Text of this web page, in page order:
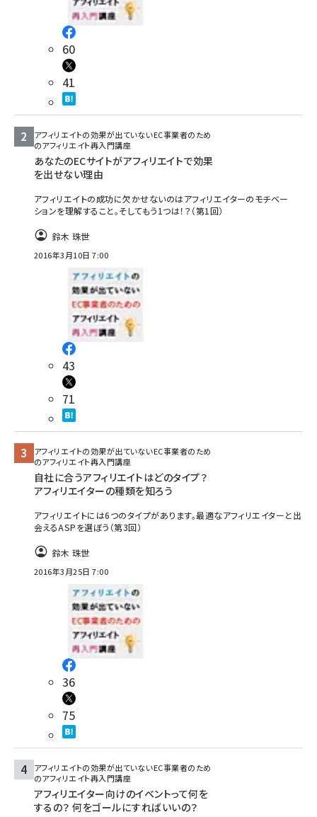
60
41
アフィリエイトの効果が出ていないEC事業者のため
のアフィリエイト再入門講座
あなたのECサイトがアフィリエイトで効果
を出せない理由
アフィリエイトの成功に欠かせないのはアフィリエイターのモチベー
ションを理解すること。そしてもう1つは！？（第1回）
鈴木 珠世
2016年3月10日 7:00
43
71
アフィリエイトの効果が出ていないEC事業者のため
のアフィリエイト再入門講座
自社に合うアフィリエイトはどのタイプ？
アフィリエイターの種類を知ろう
アフィリエイトには6つのタイプがあります。最適なアフィリエイターと出
会えるASPを選ぼう（第3回）
鈴木 珠世
2016年3月25日 7:00
36
75
アフィリエイトの効果が出ていないEC事業者のため
のアフィリエイト再入門講座
アフィリエイター向けのイベントって何を
するの？ 何をゴールにすればいいの？